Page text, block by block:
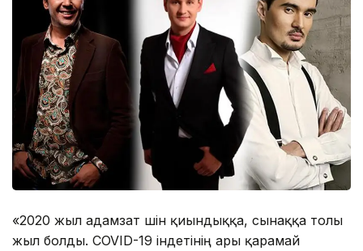
«2020 жыл адамзат үшін қиындыққа, сынаққа толы
жыл болды. COVID-19 індетінің ары қарамай